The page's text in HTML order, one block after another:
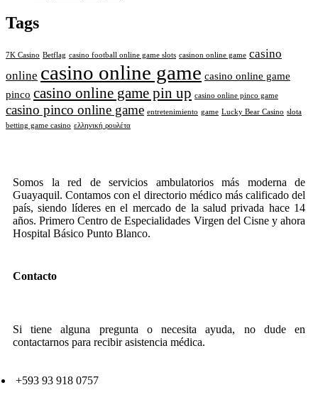
Tags
7K Casino Betflag casino football online game slots casinon online game casino
online casino online game casino online game
pinco casino online game pin up casino online pinco game
casino pinco online game entretenimiento game Lucky Bear Casino slota
betting game casino ελληνική ρουλέτα
Somos la red de servicios ambulatorios más moderna de
Guayaquil. Contamos con el directorio médico más calificado del
país, siendo líderes en el mercado de la salud privada hace 14
años. Primero Centro de Especialidades Virgen del Cisne y ahora
Hospital Básico Punto Blanco.
Contacto
Si tiene alguna pregunta o necesita ayuda, no dude en
contactarnos para recibir asistencia médica.
+593 93 918 0757